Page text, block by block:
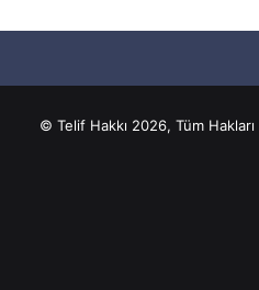
© Telif Hakkı 2026, Tüm Hakları